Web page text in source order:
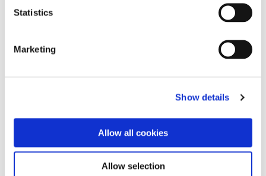
Statistics
Marketing
Show details
Allow all cookies
Allow selection
Implementering og oplæring i ny software
er indbygget i Business Central, så du
slipper for at skulle sætte dig ind i nye
systemer. Vi tilføjer ganske enkelt udvidet